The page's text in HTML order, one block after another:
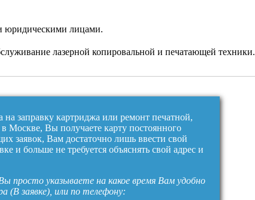
юридическими лицами.
лазерной копировальной и печатающей техники.
на заправку картриджа или ремонт печатной,
Москве, Вы получаете карту постоянного
заявок, Вам достаточно лишь ввести свой
и больше не требуется объяснять свой адрес и
просто указываете на какое время Вам удобно
(В заявке), или по телефону: